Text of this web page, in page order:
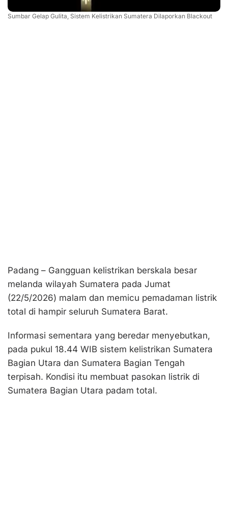
Sumbar Gelap Gulita, Sistem Kelistrikan Sumatera Dilaporkan Blackout
Padang – Gangguan kelistrikan berskala besar
melanda wilayah Sumatera pada Jumat
(22/5/2026) malam dan memicu pemadaman listrik
total di hampir seluruh Sumatera Barat.
Informasi sementara yang beredar menyebutkan,
pada pukul 18.44 WIB sistem kelistrikan Sumatera
Bagian Utara dan Sumatera Bagian Tengah
terpisah. Kondisi itu membuat pasokan listrik di
Sumatera Bagian Utara padam total.